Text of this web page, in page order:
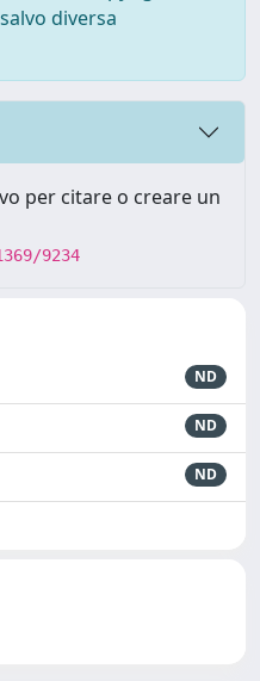
diversa
per citare o creare un
9234
ND
ND
ND